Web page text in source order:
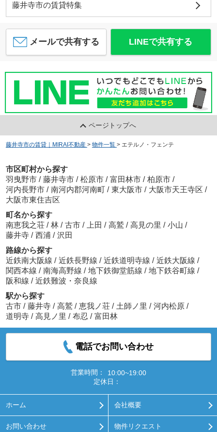
藤井寺市の賃貸特集
メールで共有する LINEで共有する
ページトップへ
藤井寺市の賃貸｜MIRAI不動産 > 物件一覧 > エテルノ・フェンテ
市区町村から探す
羽曳野市 / 藤井寺市 / 松原市 / 富田林市 / 柏原市 /
河内長野市 / 南河内郡河南町 / 東大阪市 / 大阪市天王寺区 /
大阪市東住吉区
町名から探す
南恵我之荘 / 林 / 古市 / 上田 / 高鷲 / 高見の里 / 小山 /
藤井寺 / 西浦 / 沢田
路線から探す
近鉄南大阪線 / 近鉄長野線 / 近鉄道明寺線 / 近鉄大阪線 /
関西本線 / 南海高野線 / 地下鉄御堂筋線 / 地下鉄谷町線 /
阪和線 / 近鉄難波・奈良線
駅から探す
古市 / 藤井寺 / 高鷲 / 恵我ノ荘 / 土師ノ里 / 河内松原 /
道明寺 / 高見ノ里 / 布忍 / 富田林
電話でお問い合わせ
営業時間：
10:00~19:00
定休日：
ホーム 会社概要
お問い合わせ 物件リクエスト